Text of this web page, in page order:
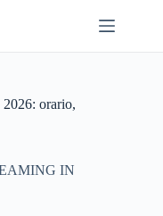
orario,
IN